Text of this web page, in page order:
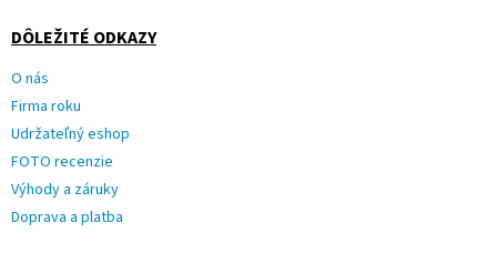
DÔLEŽITÉ ODKAZY
O nás
Firma roku
Udržateľný eshop
FOTO recenzie
Výhody a záruky
Doprava a platba